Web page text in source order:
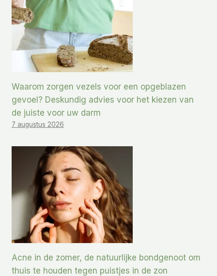
Waarom zorgen vezels voor een opgeblazen
gevoel? Deskundig advies voor het kiezen van
de juiste voor uw darm
7 augustus 2026
Acne in de zomer, de natuurlijke bondgenoot om
thuis te houden tegen puistjes in de zon